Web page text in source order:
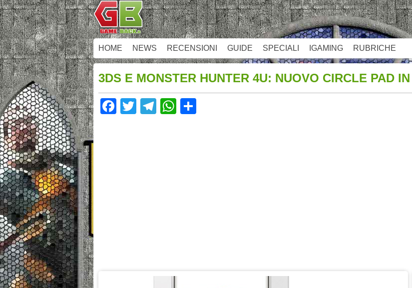
HOME NEWS RECENSIONI GUIDE SPECIALI IGAMING RUBRICHE
3DS E MONSTER HUNTER 4U: NUOVO CIRCLE PAD
Facebook
TwitterTelegram
WhatsApp